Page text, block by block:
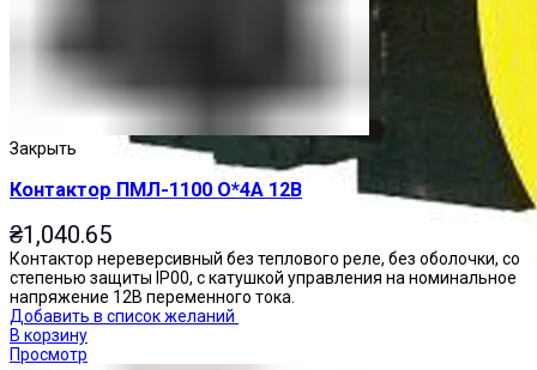
Закрыть
Контактор ПМЛ-1100 О*4А 12В
₴1,040.65
Контактор нереверсивный без теплового реле, без оболочки, со
степенью защиты IP00, с катушкой управления на номинальное
напряжение 12В переменного тока.
Добавить в список желаний
В корзину
Просмотр